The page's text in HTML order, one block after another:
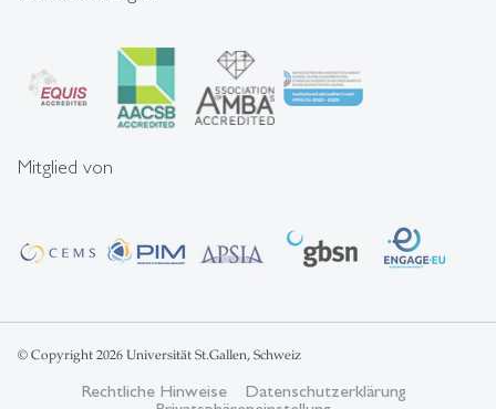
Mitglied von
© Copyright 2026 Universität St.Gallen, Schweiz
Rechtliche Hinweise
Datenschutzerklärung